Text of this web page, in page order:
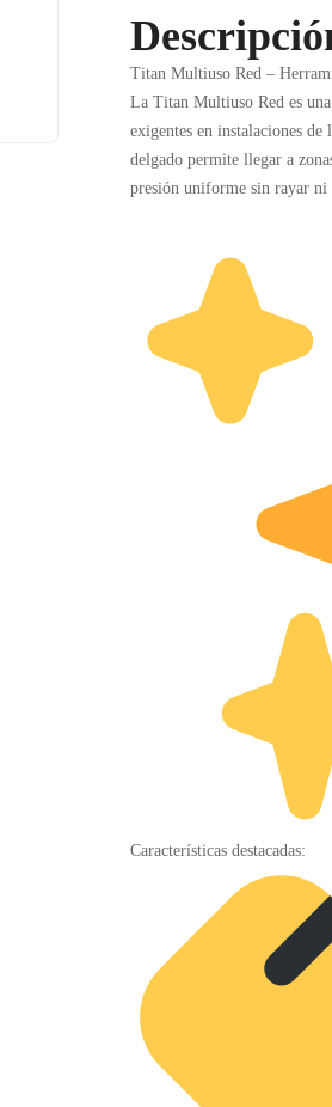
Titan Multiuso Red –
La Titan Multiuso Red es
exigentes en instalaciones
delgado permite llegar a
presión uniforme sin rayar ni
Características destacadas: